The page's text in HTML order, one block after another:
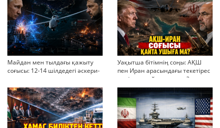
Майдан мен тылдағы қажыту
соғысы: 12-14 шілдедегі әскери-
Уақытша бітімнің соңы: АҚШ
пен Иран арасындағы текетірес
неліктен қайта ушықты?